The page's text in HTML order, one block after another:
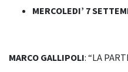
MERCOLEDI’ 7
MARCO GALLIPOLI: “LA